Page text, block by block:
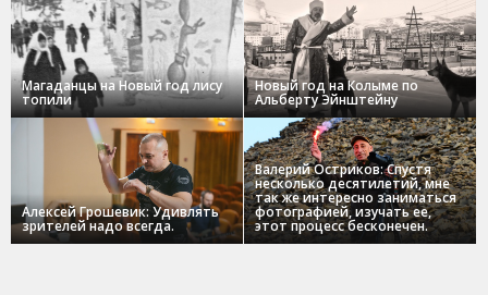
Магаданцы на Новый год лису
топили
Новый год на Колыме по
Альберту Эйнштейну
Алексей Грошевик: Удивлять
зрителей надо всегда.
Валерий Остриков: Спустя
несколько десятилетий, мне
так же интересно заниматься
фотографией, изучать ее,
этот процесс бесконечен.